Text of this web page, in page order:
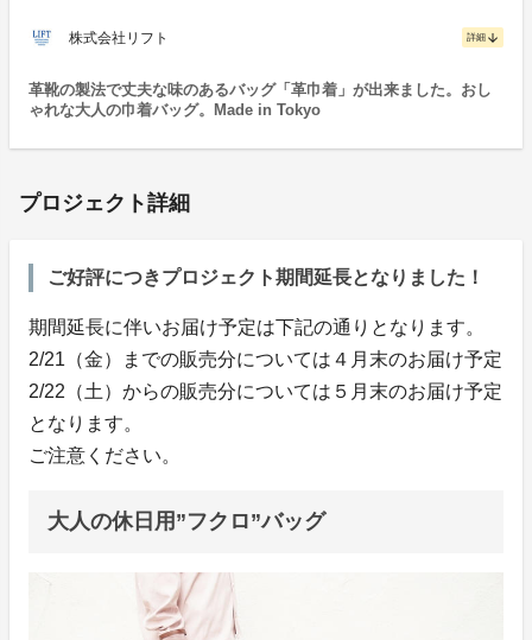
株式会社リフト 詳細 arrow_downward
革靴の製法で丈夫な味のあるバッグ「革巾着」が出来ました。おし
ゃれな大人の巾着バッグ。Made in Tokyo
プロジェクト詳細
ご好評につきプロジェクト期間延長となりました！
期間延長に伴いお届け予定は下記の通りとなります。
2/21（金）までの販売分については４月末のお届け予定
2/22（土）からの販売分については５月末のお届け予定
となります。
ご注意ください。
大人の休日用”フクロ”バッグ